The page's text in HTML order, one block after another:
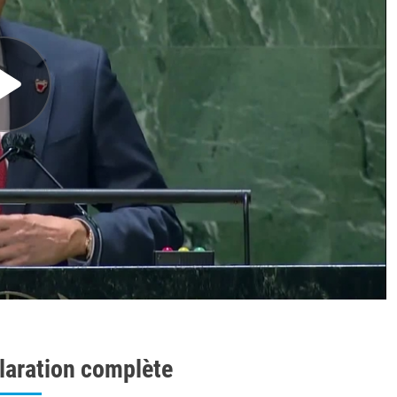
complète